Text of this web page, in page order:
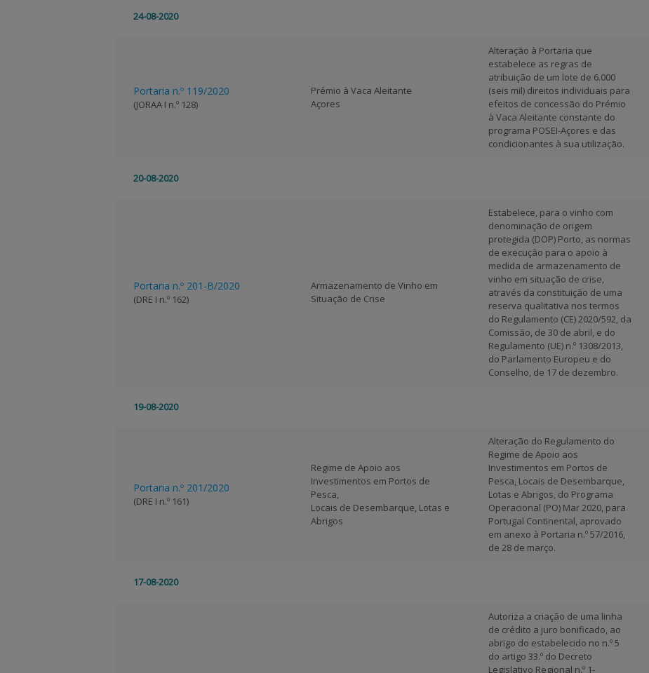
24-08-2020
Portaria n.º 119/2020
(JORAA I n.º 128)
Prémio à Vaca Aleitante
Açores
Alteração à Portaria que
estabelece as regras de
atribuição de um lote de 6.000
(seis mil) direitos individuais para
efeitos de concessão do Prémio
à Vaca Aleitante constante do
programa POSEI-Açores e das
condicionantes à sua utilização.
20-08-2020
Portaria n.º 201-B/2020
(DRE I n.º 162)
Armazenamento de Vinho em
Situação de Crise
Estabelece, para o vinho com
denominação de origem
protegida (DOP) Porto, as normas
de execução para o apoio à
medida de armazenamento de
vinho em situação de crise,
através da constituição de uma
reserva qualitativa nos termos
do Regulamento (CE) 2020/592, da
Comissão, de 30 de abril, e do
Regulamento (UE) n.º 1308/2013,
do Parlamento Europeu e do
Conselho, de 17 de dezembro.
19-08-2020
Portaria n.º 201/2020
(DRE I n.º 161)
Regime de Apoio aos
Investimentos em Portos de
Pesca,
Locais de Desembarque, Lotas e
Abrigos
Alteração do Regulamento do
Regime de Apoio aos
Investimentos em Portos de
Pesca, Locais de Desembarque,
Lotas e Abrigos, do Programa
Operacional (PO) Mar 2020, para
Portugal Continental, aprovado
em anexo à Portaria n.º 57/2016,
de 28 de março.
17-08-2020
Autoriza a criação de uma linha
de crédito a juro bonificado, ao
abrigo do estabelecido no n.º 5
do artigo 33.º do Decreto
Legislativo Regional n.º 1-